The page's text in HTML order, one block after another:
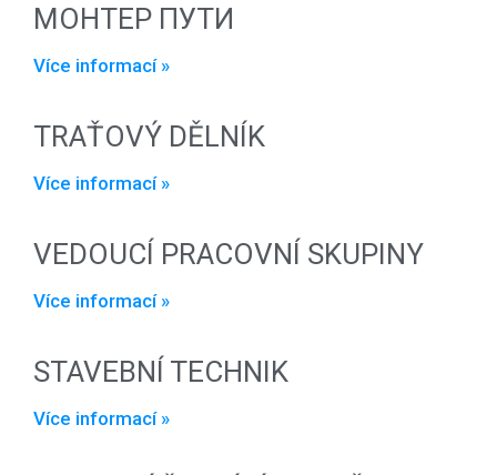
МОНТЕР ПУТИ
Více informací »
TRAŤOVÝ DĚLNÍK
Více informací »
VEDOUCÍ PRACOVNÍ SKUPINY
Více informací »
STAVEBNÍ TECHNIK
Více informací »